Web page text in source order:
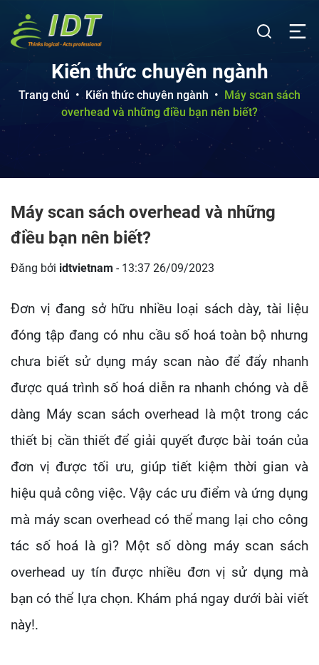
Kiến thức chuyên ngành
Trang chủ • Kiến thức chuyên ngành • Máy scan sách
overhead và những điều bạn nên biết?
Máy scan sách overhead và những
điều bạn nên biết?
Đăng bởi idtvietnam - 13:37 26/09/2023
Đơn vị đang sở hữu nhiều loại sách dày, tài liệu
đóng tập đang có nhu cầu số hoá toàn bộ nhưng
chưa biết sử dụng máy scan nào để đẩy nhanh
được quá trình số hoá diễn ra nhanh chóng và dễ
dàng Máy scan sách overhead là một trong các
thiết bị cần thiết để giải quyết được bài toán của
đơn vị được tối ưu, giúp tiết kiệm thời gian và
hiệu quả công việc. Vậy các ưu điểm và ứng dụng
mà máy scan overhead có thể mang lại cho công
tác số hoá là gì? Một số dòng máy scan sách
overhead uy tín được nhiều đơn vị sử dụng mà
bạn có thể lựa chọn. Khám phá ngay dưới bài viết
này!.